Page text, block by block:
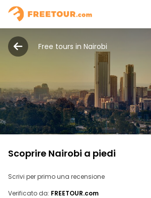
Free tours in Nairobi
Scoprire Nairobi a piedi
Scrivi per primo una recensione
Verificato da: FREETOUR.com